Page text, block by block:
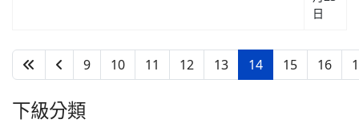
日
第 14 頁，共 29 頁
9 10 11 12 13 14 15 16
下級分類